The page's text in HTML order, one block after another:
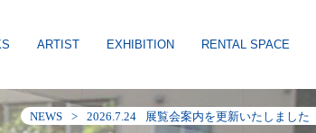
ARTIST EXHIBITION RENTAL SPACE
NEWS
2026.7.24
展覧会案内を更新いたしました
NEWS
2026.6.27
臨時休廊のお知らせ